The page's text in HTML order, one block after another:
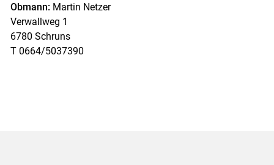
Obmann:Martin Netzer
Verwallweg 1
6780 Schruns
T 0664/5037390